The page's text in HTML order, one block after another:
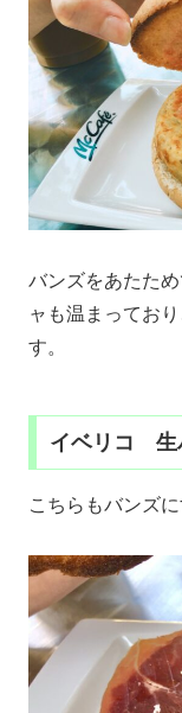
バンズをあたた
ャも温まってお
す。
イベリコ 生
こちらもバンズ